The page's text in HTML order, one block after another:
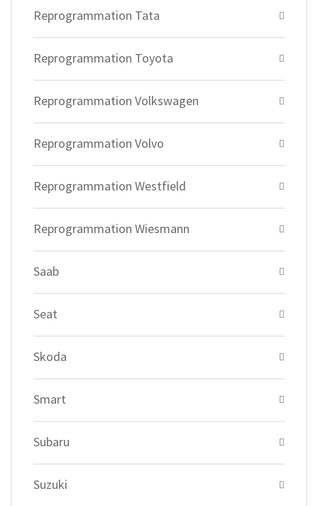
Reprogrammation Tata
Reprogrammation Toyota
Reprogrammation Volkswagen
Reprogrammation Volvo
Reprogrammation Westfield
Reprogrammation Wiesmann
Saab
Seat
Skoda
Smart
Subaru
Suzuki